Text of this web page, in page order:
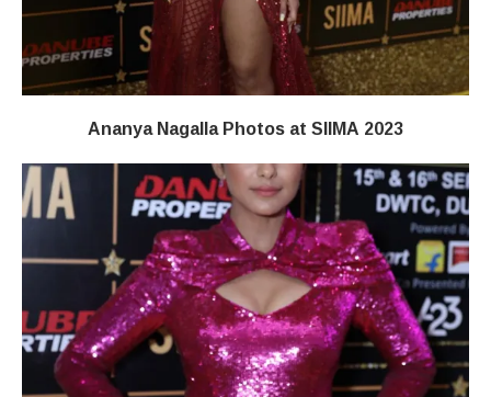
Ananya Nagalla Photos at SIIMA 2023